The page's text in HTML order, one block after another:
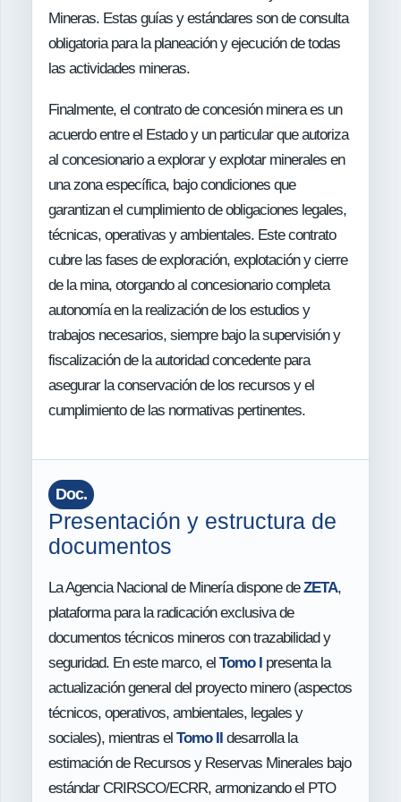
Mineras. Estas guías y estándares son de consulta
obligatoria para la planeación y ejecución de todas
las actividades mineras.
Finalmente, el contrato de concesión minera es un
acuerdo entre el Estado y un particular que autoriza
al concesionario a explorar y explotar minerales en
una zona específica, bajo condiciones que
garantizan el cumplimiento de obligaciones legales,
técnicas, operativas y ambientales. Este contrato
cubre las fases de exploración, explotación y cierre
de la mina, otorgando al concesionario completa
autonomía en la realización de los estudios y
trabajos necesarios, siempre bajo la supervisión y
fiscalización de la autoridad concedente para
asegurar la conservación de los recursos y el
cumplimiento de las normativas pertinentes.
Doc.
Presentación y estructura de
documentos
La Agencia Nacional de Minería dispone deZETA,
plataforma para la radicación exclusiva de
documentos técnicos mineros con trazabilidad y
seguridad. En este marco, el Tomo I presenta la
actualización general del proyecto minero (aspectos
técnicos, operativos, ambientales, legales y
sociales), mientras el Tomo II desarrolla la
estimación de Recursos y Reservas Minerales bajo
estándar CRIRSCO/ECRR, armonizando el PTO